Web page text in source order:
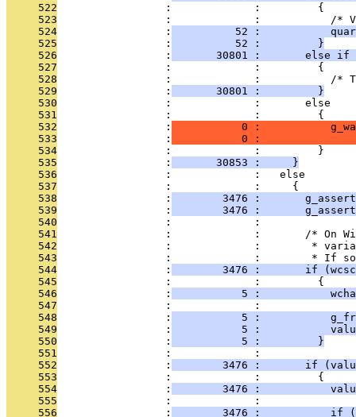
     522
                 :             :         {
     523
:             :           /*
     524
                 :
52 :
     525
                 :
          52 :         }
     526
                 :
30801 :       else if
     527
                 :             :         {
     528
:             :           /*
     529
                 :
       30801 :         }
     530
                 :             :       else
     531
                 :             :         {
     532
                 :
0 :
     533
                 :
0 :
     534
                 :             :         }
     535
                 :
       30853 :     }
     536
                 :             :   else
     537
                 :             :     {
     538
                 :
3476 :
     539
                 :
3476 :
     540
                 :             :
     541
:             :       /* On
     542
:             :        *
     543
:             :        * If
     544
                 :
3476 :       if
     545
                 :             :         {
     546
                 :
5 :
     547
                 :             :
     548
                 :
5 :
     549
                 :
5 :
     550
                 :
           5 :         }
     551
                 :             :
     552
                 :
3476 :       if
     553
                 :             :         {
     554
                 :
3476 :
     555
                 :             :
     556
                 :
3476 :           if